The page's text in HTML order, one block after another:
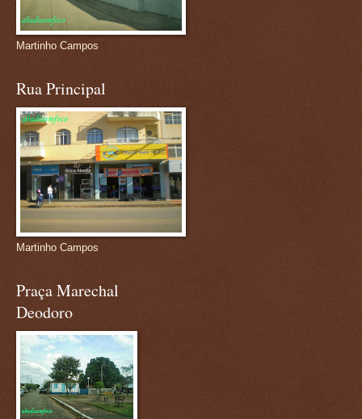
Martinho Campos
Rua Principal
Martinho Campos
Praça Marechal
Deodoro